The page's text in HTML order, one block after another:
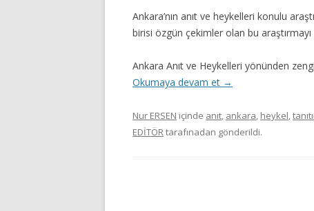
Ankara’nın anıt ve heykelleri konulu
birisi özgün çekimler olan bu
Ankara Anıt ve Heykelleri yönünden
Okumaya devam et →
Nur ERSEN içinde anıt, ankara, heykel,
EDİTÖRtarafınadan gönderildi.